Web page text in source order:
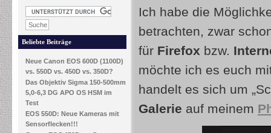
Beliebte Beiträge
Neue Canon EOS 600D (1100D)
vs. 550D vs. 450D vs. 350D?
Das Objektiv Sigma 150-500mm
5,0-6,3 DG APO OS HSM im
Test
EOS 550D: Neue Kameras mit
Sensorflecken!!!
Ich habe die
betrachten, zwar
für Firefox bzw.
möchte ich es euch
handelt es sich um
Galerie auf meinem